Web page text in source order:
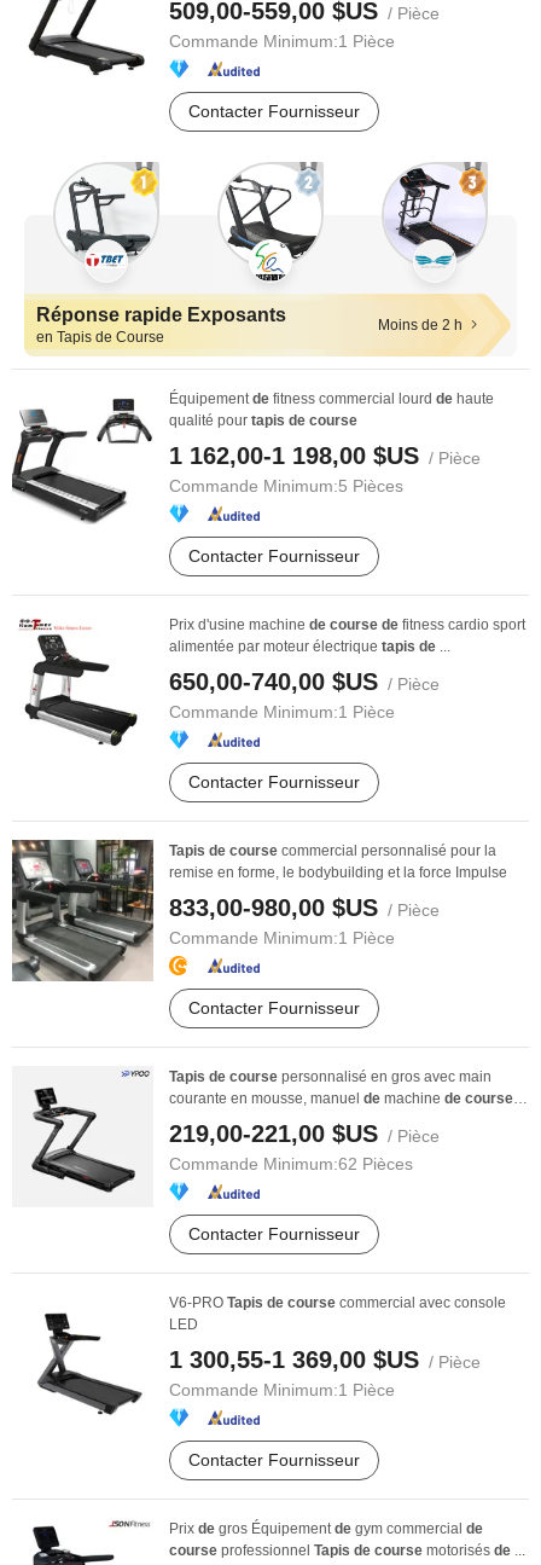
509,00-559,00 $US / Pièce
Commande Minimum:1 Pièce
Contacter Fournisseur
Réponse rapide Exposants
en Tapis de Course
Moins de 2 h
Équipementde fitness commercial lourd de haute
qualité pour tapis de course
1 162,00-1 198,00 $US / Pièce
Commande Minimum:5 Pièces
Contacter Fournisseur
Prix d'usine machine de course de fitness cardio sport
alimentée par moteur électrique tapis de ...
650,00-740,00 $US / Pièce
Commande Minimum:1 Pièce
Contacter Fournisseur
Tapis de course commercial personnalisé pour la
remise en forme, le bodybuilding et la force Impulse
833,00-980,00 $US / Pièce
Commande Minimum:1 Pièce
Contacter Fournisseur
Tapis de course personnalisé en gros avec main
courante en mousse, manuel de machine de courseà
219,00-221,00 $US / Pièce
Commande Minimum:62 Pièces
Contacter Fournisseur
V6-PRO Tapis de course commercial avec console
LED
1 300,55-1 369,00 $US / Pièce
Commande Minimum:1 Pièce
Contacter Fournisseur
Prix de gros Équipementde gym commercial de
course professionnel Tapis de course motorisés de ...